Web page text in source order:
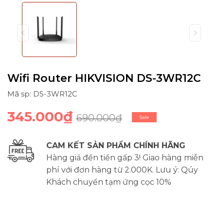
Wifi Router HIKVISION DS-3WR12C
Mã sp: DS-3WR12C
345.000₫ 690.000₫ Sale
CAM KẾT SẢN PHẨM CHÍNH HÃNG
Hàng giả đền tiền gấp 3! Giao hàng miễn
phí với đơn hàng từ 2.000K. Lưu ý: Qúy
Khách chuyển tạm ứng cọc 10%